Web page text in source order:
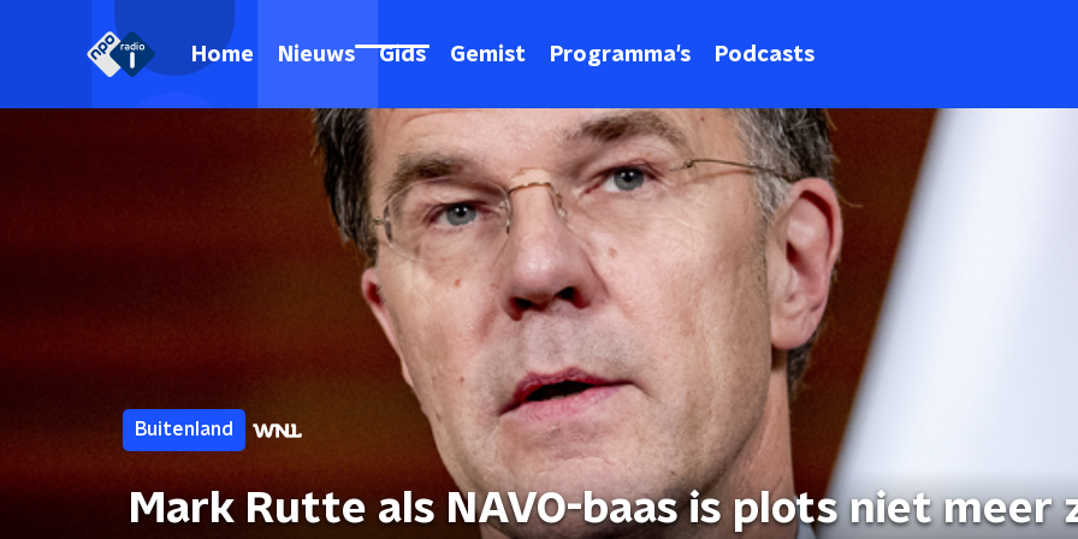
Home Nieuws Gids Gemist Programma's Podcasts
Buitenland
Mark Rutte als NAVO-baas is plots niet meer